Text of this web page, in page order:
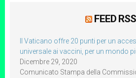
FEED RSS
Il Vaticano offre 20 punti per un
universale ai vaccini, per un mondo
Dicembre 29, 2020
Comunicato Stampa della